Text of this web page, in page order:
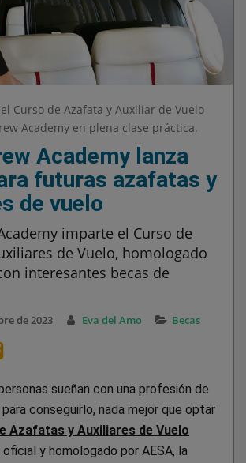
Curso de Azafata y Auxiliar de Vuelo
Academy en plena clase práctica.
Academy lanza
futuras azafatas y
de vuelo
imparte el Curso de
de Vuelo, homologado
interesantes becas de
de 2023 Eva del Amo Becas
sueñan con una profesión de
conseguirlo, nada mejor que optar
Azafatas y Auxiliares de Vuelo
oficial y homologado por AESA, la